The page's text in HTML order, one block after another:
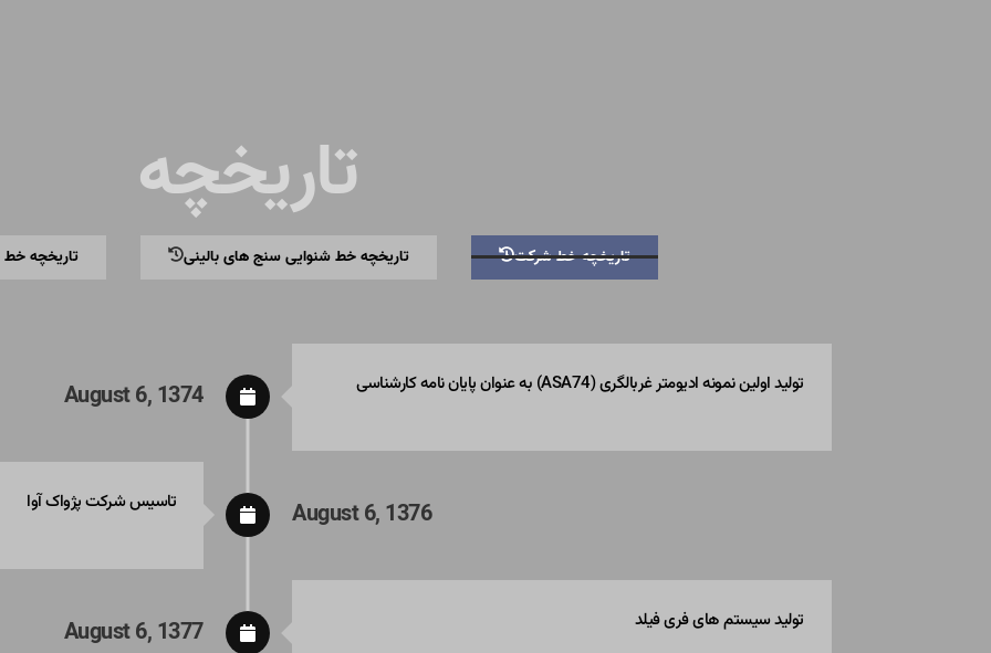
تاریخچه
تاریخچه خط شرکت تاریخچه خط شنوایی سنج های بالینی تاریخچه خط
تولید اولین نمونه ادیومتر غربالگری (ASA74) به عنوان پایان نامه کارشناسی August 6, 1374
تاسیس شرکت پژواک آوا August 6, 1376
تولید سیستم های فری فیلد August 6, 1377